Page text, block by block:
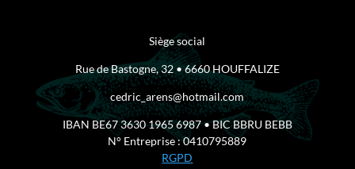
Siège social
Rue de Bastogne, 32 • 6660 HOUFFALIZE
cedric_arens@hotmail.com
IBAN BE67 3630 1965 6987 • BIC BBRU BEBB
N° Entreprise : 0410795889
RGPD